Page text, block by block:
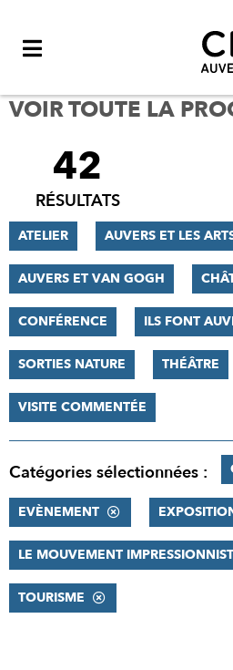
VOIR TOUTE LA
FILTRER
RÉSULTATS
42
RÉSULTATS
ATELIER AUVERS ET LES
AUVERS ET VAN GOGH
CONFÉRENCE ILS FONT
SORTIES NATURE THÉÂTRE
VISITE COMMENTÉE
Catégories sélectionnées :
EVÈNEMENT
LE MOUVEMENT
TOURISME